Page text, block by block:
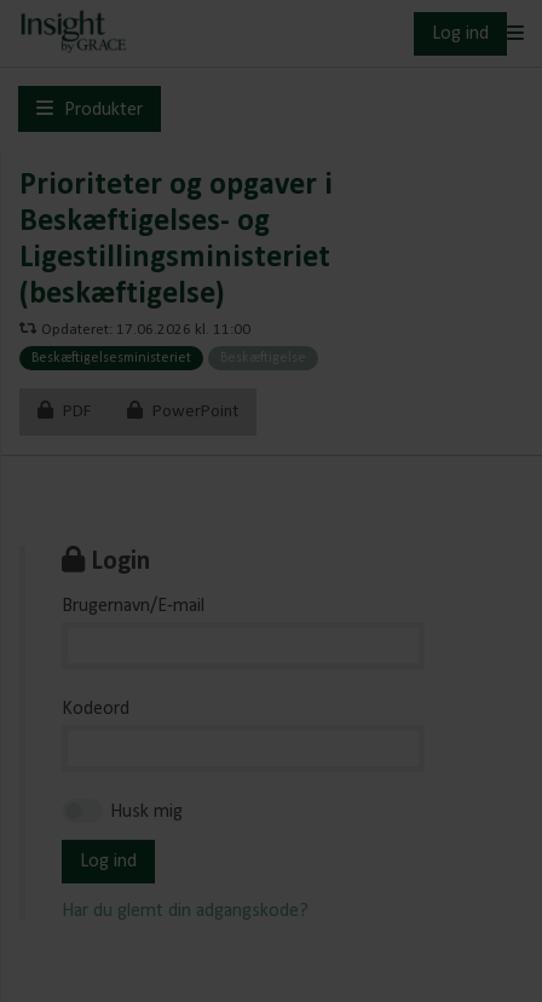
Log ind
Produkter
Prioriteter og opgaver i
Beskæftigelses- og
Ligestillingsministeriet
(beskæftigelse)
Opdateret: 17.06.2026 kl. 11:00
Beskæftigelsesministeriet Beskæftigelse
PDF PowerPoint
Login
Brugernavn/E-mail
Kodeord
Husk mig
Log ind
Har du glemt din adgangskode?